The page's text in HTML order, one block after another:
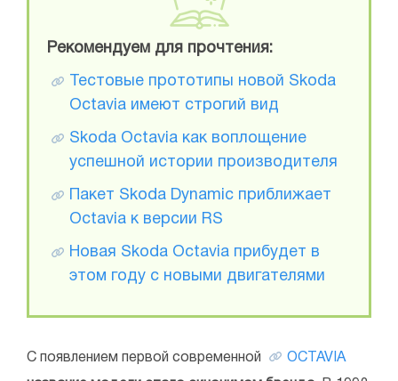
Рекомендуем для прочтения:
Тестовые прототипы новой Skoda
Octavia имеют строгий вид
Skoda Octavia как воплощение
успешной истории производителя
Пакет Skoda Dynamic приближает
Octavia к версии RS
Новая Skoda Octavia прибудет в
этом году с новыми двигателями
С появлением первой современной OCTAVIA